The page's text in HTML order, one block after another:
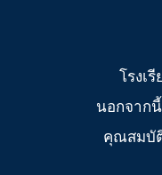
โรงเ
นอกจาก
คุณสมบั